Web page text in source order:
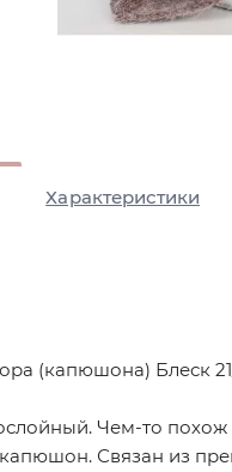
Характеристики
(капюшона) Блеск
Чем-то похож
Связан из